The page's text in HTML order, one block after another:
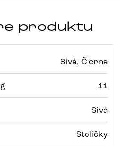
produktu
Sivá, Čierna
11
Sivá
Stoličky